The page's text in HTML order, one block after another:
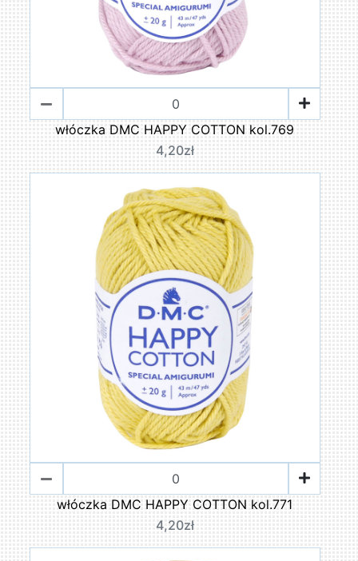
włóczka DMC HAPPY COTTON kol.769
4,20zł
włóczka DMC HAPPY COTTON kol.771
4,20zł